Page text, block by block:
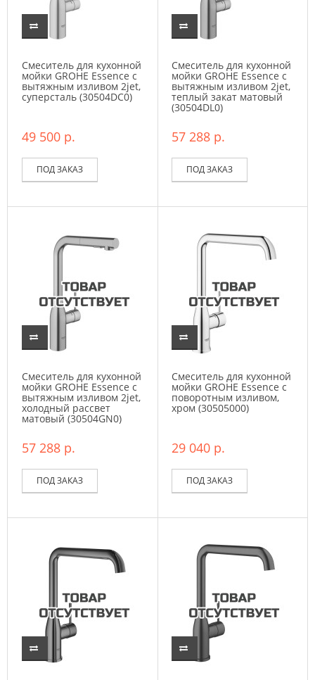
Смеситель для кухонной
мойки GROHE Essence с
вытяжным изливом 2jet,
суперсталь (30504DC0)
49 500 р.
ПОД ЗАКАЗ
Смеситель для кухонной
мойки GROHE Essence с
вытяжным изливом 2jet,
теплый закат матовый
(30504DL0)
57 288 р.
ПОД ЗАКАЗ
Смеситель для кухонной
мойки GROHE Essence с
вытяжным изливом 2jet,
холодный рассвет
матовый (30504GN0)
57 288 р.
ПОД ЗАКАЗ
Смеситель для кухонной
мойки GROHE Essence с
поворотным изливом,
хром (30505000)
29 040 р.
ПОД ЗАКАЗ